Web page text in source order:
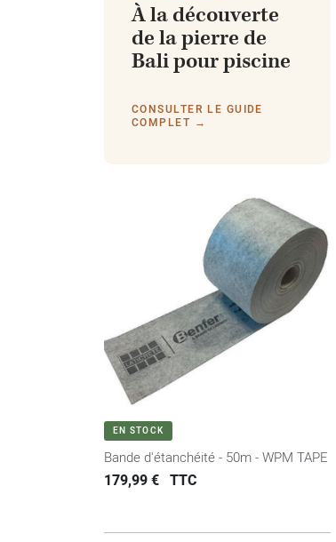
À la découverte
de la pierre de
Bali pour piscine
CONSULTER LE GUIDE
COMPLET →
VOIR LE PRODUIT
EN STOCK
Bande d'étanchéité - 50m - WPM TAPE
Prix
179,99 € TTC